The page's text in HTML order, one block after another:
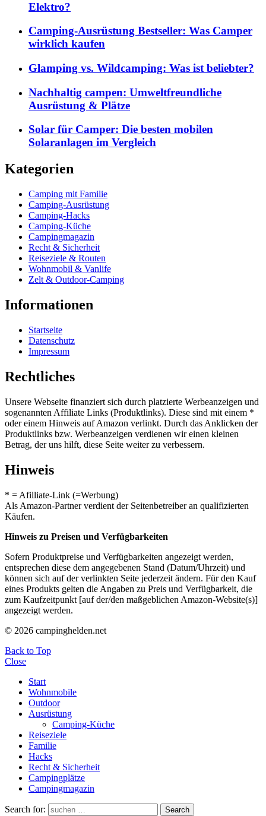
Elektro?
Camping-Ausrüstung Bestseller: Was Camper
wirklich kaufen
Glamping vs. Wildcamping: Was ist beliebter?
Nachhaltig campen: Umweltfreundliche
Ausrüstung & Plätze
Solar für Camper: Die besten mobilen
Solaranlagen im Vergleich
Kategorien
Camping mit Familie
Camping-Ausrüstung
Camping-Hacks
Camping-Küche
Campingmagazin
Recht & Sicherheit
Reiseziele & Routen
Wohnmobil & Vanlife
Zelt & Outdoor-Camping
Informationen
Startseite
Datenschutz
Impressum
Rechtliches
Unsere Webseite finanziert sich durch platzierte Werbeanzeigen und
sogenannten Affiliate Links (Produktlinks). Diese sind mit einem *
oder einem Hinweis auf Amazon verlinkt. Durch das Anklicken der
Produktlinks bzw. Werbeanzeigen verdienen wir einen kleinen
Betrag, der uns hilft, diese Seite weiter zu verbessern.
Hinweis
* = Afilliate-Link (=Werbung)
Als Amazon-Partner verdient der Seitenbetreiber an qualifizierten
Käufen.
Hinweis zu Preisen und Verfügbarkeiten
Sofern Produktpreise und Verfügbarkeiten angezeigt werden,
entsprechen diese dem angegebenen Stand (Datum/Uhrzeit) und
können sich auf der verlinkten Seite jederzeit ändern. Für den Kauf
eines Produkts gelten die Angaben zu Preis und Verfügbarkeit, die
zum Kaufzeitpunkt [auf der/den maßgeblichen Amazon-Website(s)]
angezeigt werden.
© 2026 campinghelden.net
Back to Top
Close
Start
Wohnmobile
Outdoor
Ausrüstung
Camping-Küche
Reiseziele
Familie
Hacks
Recht & Sicherheit
Campingplätze
Campingmagazin
Search for: Search